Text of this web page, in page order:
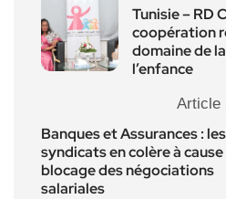
Tunisie – RD
coopération
domaine de
l’enfance
Article
Banques et Assurances : les
syndicats en colère à
blocage des négociations
salariales